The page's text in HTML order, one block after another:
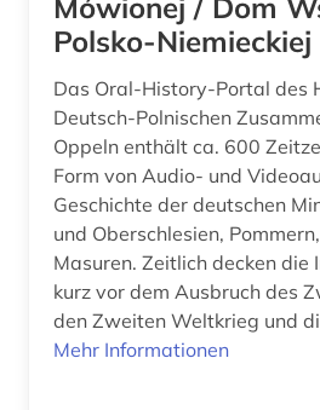
Mówionej / Dom
Polsko-Niemieckiej
Das Oral-History-Portal des
Deutsch-Polnischen
Oppeln enthält ca. 600
Form von Audio- und
Geschichte der deutschen
und Oberschlesien,
Masuren. Zeitlich decken
kurz vor dem Ausbruch des
den Zweiten Weltkrieg und
Mehr Informationen